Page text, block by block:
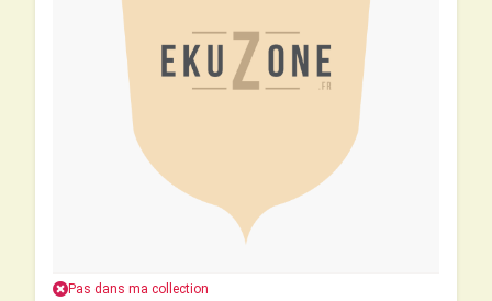
Pas dans ma collection